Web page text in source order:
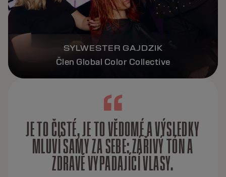
SYLWESTER GAJDZIK
Člen Global Color Collective
JE TO ČISTÉ, JE TO VĚDOMÉ A VÝSLEDKY
MLUVÍ SAMY ZA SEBE: ZÁŘIVÝ TÓN A
ZDRAVĚ VYPADAJÍCÍ VLASY.